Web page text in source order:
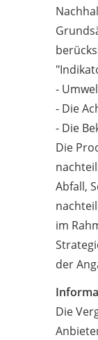
-
- Die
- Die
Die
Abfall,
im
der
Die